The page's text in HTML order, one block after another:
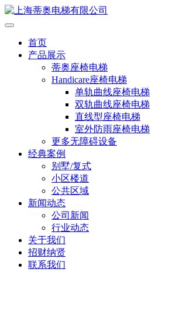
首页
产品展示
蒂奥座椅电梯
Handicare座椅电梯
单轨曲线座椅电梯
双轨曲线座椅电梯
直线型座椅电梯
室外防雨座椅电梯
更多无障碍设备
经典案例
别墅/复式
小区楼道
公共区域
新闻动态
公司新闻
行业动态
关于我们
招财纳贤
联系我们